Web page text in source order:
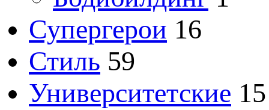
Супергерои 16
Стиль 59
Университетские 15